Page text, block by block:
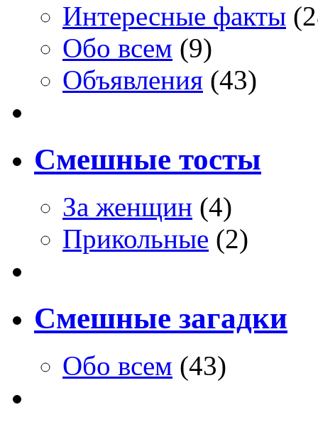
Интересные факты
Обо всем (9)
Объявления (43)
Смешные тосты
За женщин (4)
Прикольные (2)
Смешные загадки
Обо всем (43)